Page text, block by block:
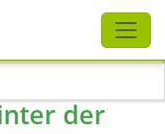
der
Schliessen